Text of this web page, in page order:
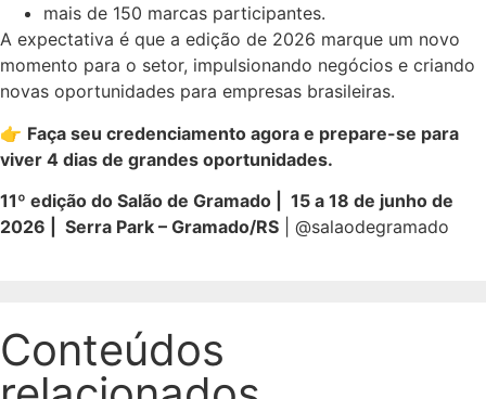
mais de 150 marcas participantes.
A expectativa é que a edição de 2026 marque um novo
momento para o setor, impulsionando negócios e criando
novas oportunidades para empresas brasileiras.
👉 Faça seu credenciamento agora e prepare-se para
viver 4 dias de grandes oportunidades.
11º edição do Salão de Gramado | 15 a 18 de junho de
2026 | Serra Park – Gramado/RS | @salaodegramado
Conteúdos